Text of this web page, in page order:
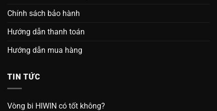
Chính sách bảo hành
Hướng dẫn thanh toán
Hướng dẫn mua hàng
TIN TỨC
Vòng bi HIWIN có tốt không?